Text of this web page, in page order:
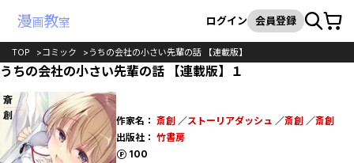
検索
ログイン 会員登録カート
TOP コミック うちの会社の小さい先輩の話 【連載版】
うちの会社の小さい先輩の話 【連載版】１
作家名： 斎創 ／ストーリアダッシュ ／斎創 ／斎創
出版社： 竹書房
100
ポイント